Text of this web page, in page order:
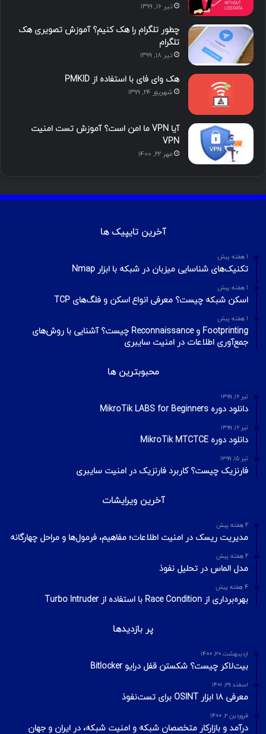
ن
ا
تیر ۱۶, ۱۳۹۹
چطور تلگرام را هک کنیم؟ آموزش تصویری هک
تلگرام
تیر ۱۸, ۱۳۹۹
هک وای فای با استفاده از PMKID
شهریور ۲۴, ۱۳۹۹
آیا VPN ما امن است؟ آموزش تست امنیت
VPN
مهر ۲۲, ۱۴۰۰
آخرین تایپیک ها
1 هفته پیش
تکنیک‌های شناسایی میزبان در شبکه با ابزار Nmap
1 هفته پیش
اسکن شبکه چیست؟ معرفی انواع اسکن و فلگ‌های TCP
1 هفته پیش
Footprinting و Reconnaissance چیست؟ آشنایی با روش‌های
جمع‌آوری اطلاعات در امنیت سایبری
محبوبترین ها
تیر ۱۶, ۱۳۹۹
دانلود دوره MikroTik LABS for Beginners
تیر ۱۶, ۱۳۹۹
دانلود دوره MikroTik MTCTCE
تیر ۱۵, ۱۳۹۹
فارنزیک چیست؟ کاربرد فارنزیک در امنیت سایبری
آخرین ویرایشات
2 هفته پیش
مدیریت ریسک در امنیت اطلاعات؛ مفاهیم، فرمول‌ها و مراحل چهارگانه
2 هفته پیش
مدل الماس در تحلیل نفوذ
4 هفته پیش
بهره‌برداری از Race Condition با استفاده از Turbo Intruder
پر بازدیدها
اردیبهشت ۲۰, ۱۴۰۰
بیت‌لاکر چیست؟ شکستن قفل درایو Bitlocker
اسفند ۲۹, ۱۴۰۱
معرفی ۱۸ ابزار OSINT برای تست‌نفوذ
فروردین ۲, ۱۴۰۰
درآمد و بازارکار متخصصان شبکه و امنیت شبکه، در ایران و جهان